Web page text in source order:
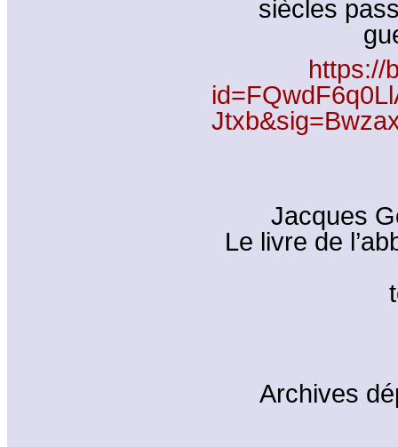
siècles
https://
Jacques
Le livre de
Archives